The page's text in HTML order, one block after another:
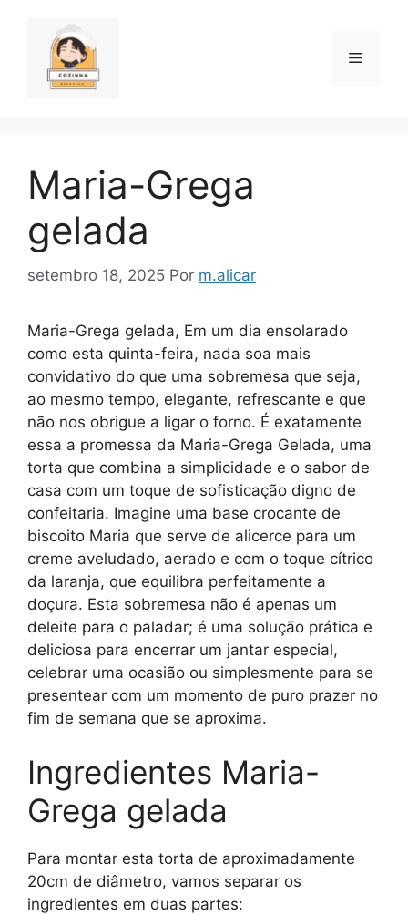
conteúdo
Menu
Maria-Grega
gelada
setembro 18, 2025 Por m.alicar
Maria-Grega gelada, Em um dia ensolarado
como esta quinta-feira, nada soa mais
convidativo do que uma sobremesa que seja,
ao mesmo tempo, elegante, refrescante e que
não nos obrigue a ligar o forno. É exatamente
essa a promessa da Maria-Grega Gelada, uma
torta que combina a simplicidade e o sabor de
casa com um toque de sofisticação digno de
confeitaria. Imagine uma base crocante de
biscoito Maria que serve de alicerce para um
creme aveludado, aerado e com o toque cítrico
da laranja, que equilibra perfeitamente a
doçura. Esta sobremesa não é apenas um
deleite para o paladar; é uma solução prática e
deliciosa para encerrar um jantar especial,
celebrar uma ocasião ou simplesmente para se
presentear com um momento de puro prazer no
fim de semana que se aproxima.
Ingredientes Maria-
Grega gelada
Para montar esta torta de aproximadamente
20cm de diâmetro, vamos separar os
ingredientes em duas partes: